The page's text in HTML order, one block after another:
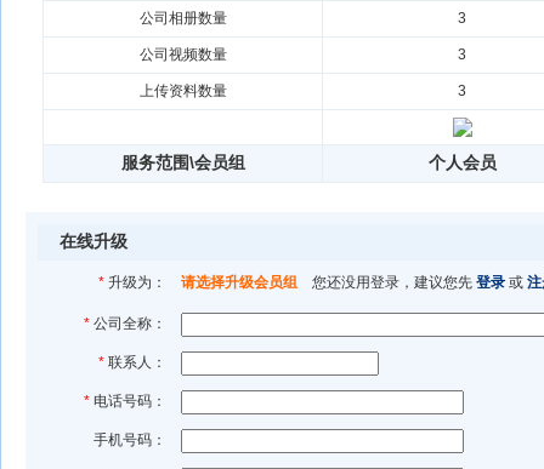
公司相册数量 3
公司视频数量 3
上传资料数量 3
服务范围\会员组 个人会员
在线升级
* 升级为： 请选择升级会员组 您还没用登录，建议您先 登录 或
* 公司全称：
* 联系人：
* 电话号码：
手机号码：